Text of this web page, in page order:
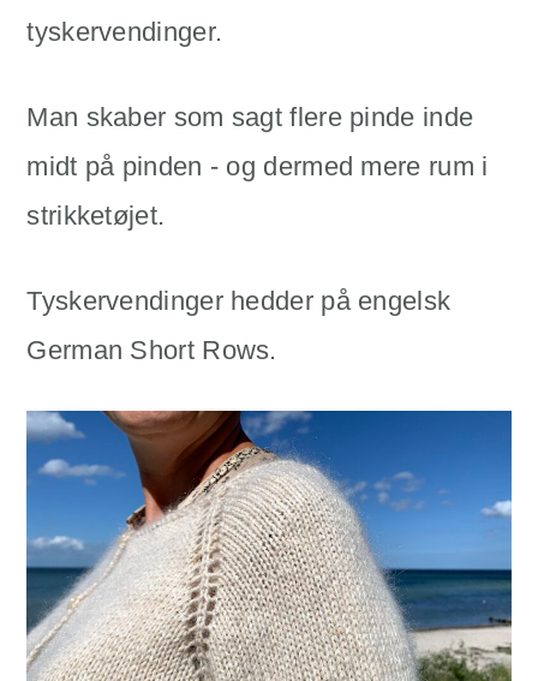
tyskervendinger.
Man skaber som sagt flere pinde inde
midt på pinden - og dermed mere rum i
strikketøjet.
Tyskervendinger hedder på engelsk
German Short Rows.